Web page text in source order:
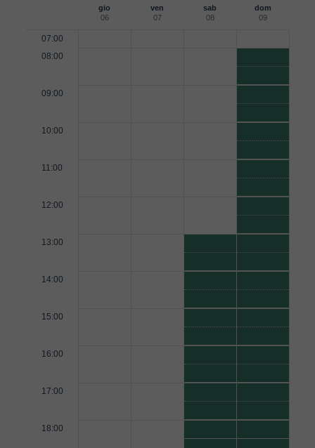
gio
06
ven
07
sab
08
dom
09
07:00
08:00
09:00
10:00
11:00
12:00
13:00
14:00
15:00
16:00
17:00
18:00